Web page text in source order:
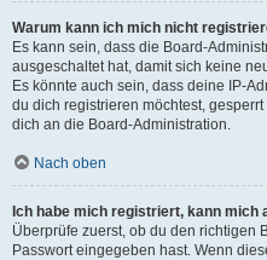
Warum kann ich mich nicht
Es kann sein, dass die Board-
ausgeschaltet hat, damit sich keine
Es könnte auch sein, dass deine IP-
du dich registrieren möchtest,
dich an die Board-Administration.
Nach oben
Ich habe mich registriert, kann mich
Überprüfe zuerst, ob du den richtigen
Passwort eingegeben hast. Wenn